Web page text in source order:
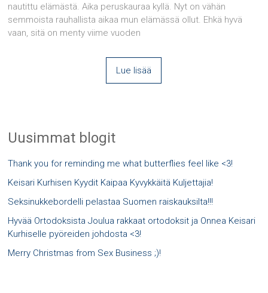
nautittu elämästä. Aika peruskauraa kyllä. Nyt on vähän
semmoista rauhallista aikaa mun elämässä ollut. Ehkä hyvä
vaan, sitä on menty viime vuoden
Lue lisää
Uusimmat blogit
Thank you for reminding me what butterflies feel like <3!
Keisari Kurhisen Kyydit Kaipaa Kyvykkäitä Kuljettajia!
Seksinukkebordelli pelastaa Suomen raiskauksilta!!!
Hyvää Ortodoksista Joulua rakkaat ortodoksit ja Onnea Keisari
Kurhiselle pyöreiden johdosta <3!
Merry Christmas from Sex Business ;)!